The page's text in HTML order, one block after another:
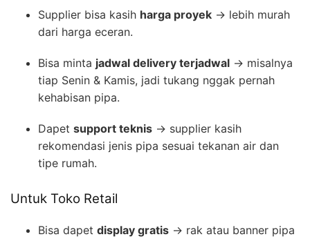
Supplier bisa kasih harga proyek → lebih murah
dari harga eceran.
Bisa minta jadwal delivery terjadwal → misalnya
tiap Senin & Kamis, jadi tukang nggak pernah
kehabisan pipa.
Dapet support teknis → supplier kasih
rekomendasi jenis pipa sesuai tekanan air dan
tipe rumah.
Untuk Toko Retail
Bisa dapet display gratis → rak atau banner pipa